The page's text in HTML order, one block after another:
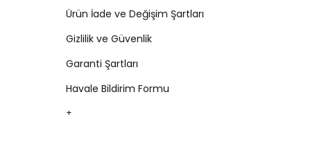
Ürün İade ve Değişim Şartları
Gizlilik ve Güvenlik
Garanti Şartları
Havale Bildirim Formu
+